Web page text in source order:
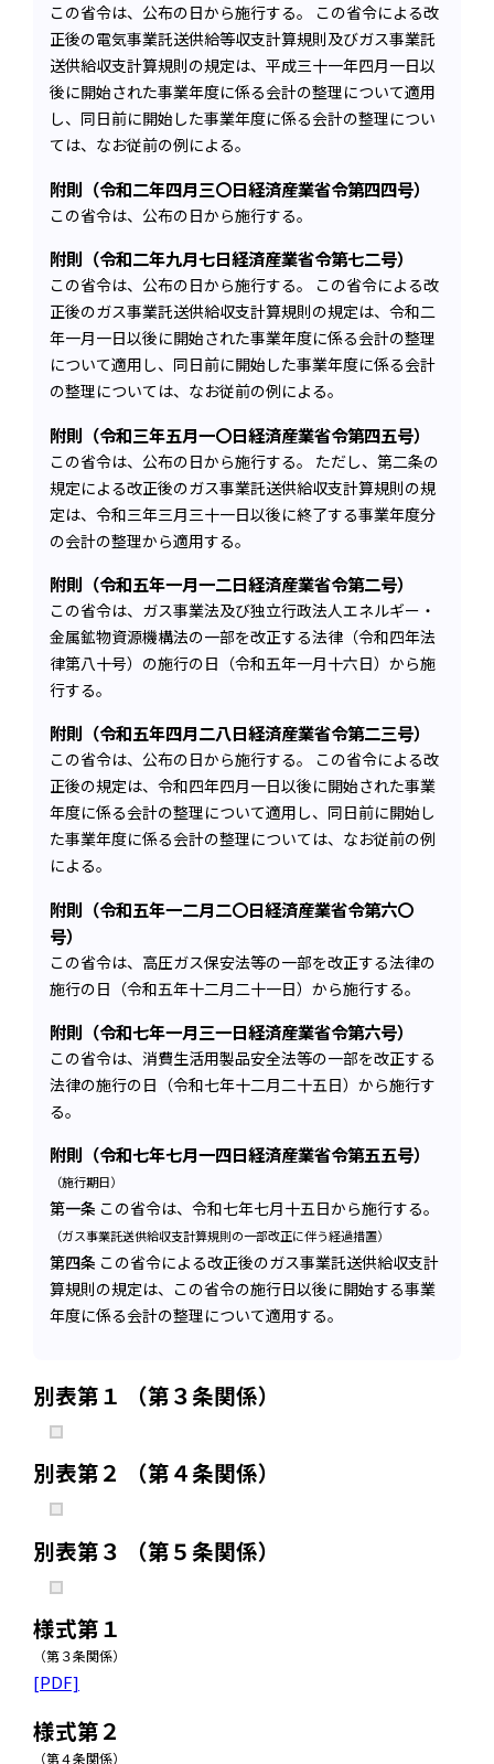
この省令は、公布の日から施行する。 この省令による改
正後の電気事業託送供給等収支計算規則及びガス事業託
送供給収支計算規則の規定は、平成三十一年四月一日以
後に開始された事業年度に係る会計の整理について適用
し、同日前に開始した事業年度に係る会計の整理につい
ては、なお従前の例による。
附則（令和二年四月三〇日経済産業省令第四四号）
この省令は、公布の日から施行する。
附則（令和二年九月七日経済産業省令第七二号）
この省令は、公布の日から施行する。 この省令による改
正後のガス事業託送供給収支計算規則の規定は、令和二
年一月一日以後に開始された事業年度に係る会計の整理
について適用し、同日前に開始した事業年度に係る会計
の整理については、なお従前の例による。
附則（令和三年五月一〇日経済産業省令第四五号）
この省令は、公布の日から施行する。 ただし、第二条の
規定による改正後のガス事業託送供給収支計算規則の規
定は、令和三年三月三十一日以後に終了する事業年度分
の会計の整理から適用する。
附則（令和五年一月一二日経済産業省令第二号）
この省令は、ガス事業法及び独立行政法人エネルギー・
金属鉱物資源機構法の一部を改正する法律（令和四年法
律第八十号）の施行の日（令和五年一月十六日）から施
行する。
附則（令和五年四月二八日経済産業省令第二三号）
この省令は、公布の日から施行する。 この省令による改
正後の規定は、令和四年四月一日以後に開始された事業
年度に係る会計の整理について適用し、同日前に開始し
た事業年度に係る会計の整理については、なお従前の例
による。
附則（令和五年一二月二〇日経済産業省令第六〇
号）
この省令は、高圧ガス保安法等の一部を改正する法律の
施行の日（令和五年十二月二十一日）から施行する。
附則（令和七年一月三一日経済産業省令第六号）
この省令は、消費生活用製品安全法等の一部を改正する
法律の施行の日（令和七年十二月二十五日）から施行す
る。
附則（令和七年七月一四日経済産業省令第五五号）
（施行期日）
第一条 この省令は、令和七年七月十五日から施行する。
（ガス事業託送供給収支計算規則の一部改正に伴う経過措置）
第四条 この省令による改正後のガス事業託送供給収支計
算規則の規定は、この省令の施行日以後に開始する事業
年度に係る会計の整理について適用する。
別表第１ （第３条関係）
別表第２ （第４条関係）
別表第３ （第５条関係）
様式第１
（第３条関係）
[PDF]
様式第２
（第４条関係）